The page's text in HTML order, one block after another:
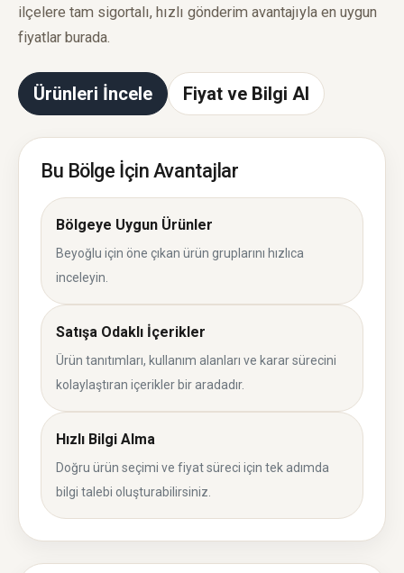
ilçelere tam sigortalı, hızlı gönderim avantajıyla en uygun
fiyatlar burada.
Ürünleri İncele Fiyat ve Bilgi Al
Bu Bölge İçin Avantajlar
Bölgeye Uygun Ürünler
Beyoğlu için öne çıkan ürün gruplarını hızlıca
inceleyin.
Satışa Odaklı İçerikler
Ürün tanıtımları, kullanım alanları ve karar sürecini
kolaylaştıran içerikler bir aradadır.
Hızlı Bilgi Alma
Doğru ürün seçimi ve fiyat süreci için tek adımda
bilgi talebi oluşturabilirsiniz.